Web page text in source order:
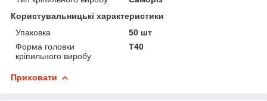
Користувальницькі характеристики
Упаковка
50 шт
Форма головки
кріпильного виробу
Т40
Приховати